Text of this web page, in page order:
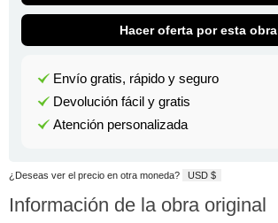
Hacer oferta por esta obra
Envío gratis, rápido y seguro
Devolución fácil y gratis
Atención personalizada
¿Deseas ver el precio en otra moneda? USD $
Información de la obra original